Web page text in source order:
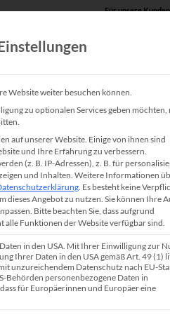
Für unsere
Lösungen
Enterprise M653dn ist ein
Idealerweise
oder in Abteilungen
werden Ihre
Qualität einseitig
(duplex) gedruckt. Die
stärken die
IT-Security
bzw.
Website weiter besuchen können.
zu optionalen Services geben möchten,
auf unserer Website. Einige von ihnen sind
und Ihre Erfahrung zu verbessern.
(z. B. IP-Adressen), z. B. für
und Inhalten. Weitere Informationen
. Es besteht keine
dieses Angebot zu nutzen. Sie können Ihre
Bitte beachten Sie, dass aufgrund
Funktionen der Website verfügbar sind.
in den USA. Mit Ihrer Einwilligung zur
Ihrer Daten in den USA gemäß Art. 49 (1)
unzureichendem Datenschutz nach EU-
Behörden personenbezogene Daten in
für Europäerinnen und Europäer eine
Gruppen, für die